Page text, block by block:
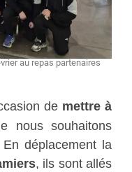
au repas partenaires
de mettre à
nous souhaitons
déplacement la
, ils sont allés